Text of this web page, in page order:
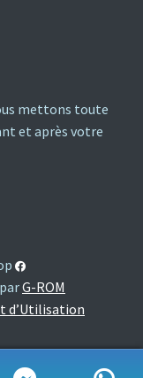
mettons toute
et après votre
parG-ROM
d’Utilisation